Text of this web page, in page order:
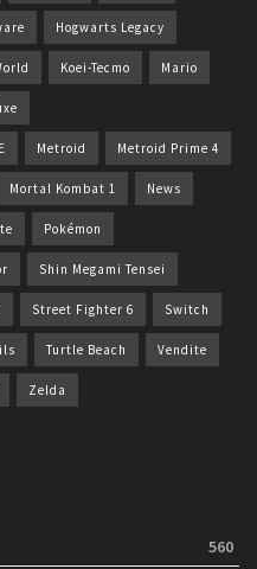
Hogwarts Legacy
Koei-Tecmo Mario
Metroid Metroid Prime 4
Mortal Kombat 1 News
Pokémon
Shin Megami Tensei
Street Fighter 6 Switch
Turtle Beach Vendite
Zelda
560